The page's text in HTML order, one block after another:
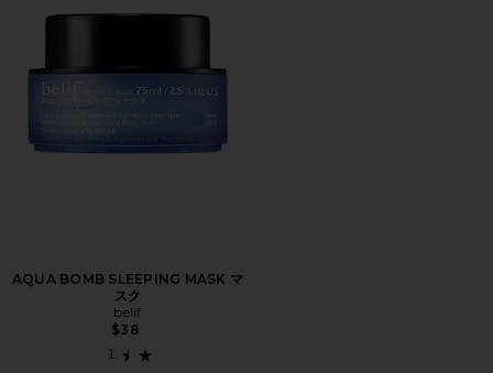
AQUA BOMB SLEEPING MASK マ
スク
belif
$38